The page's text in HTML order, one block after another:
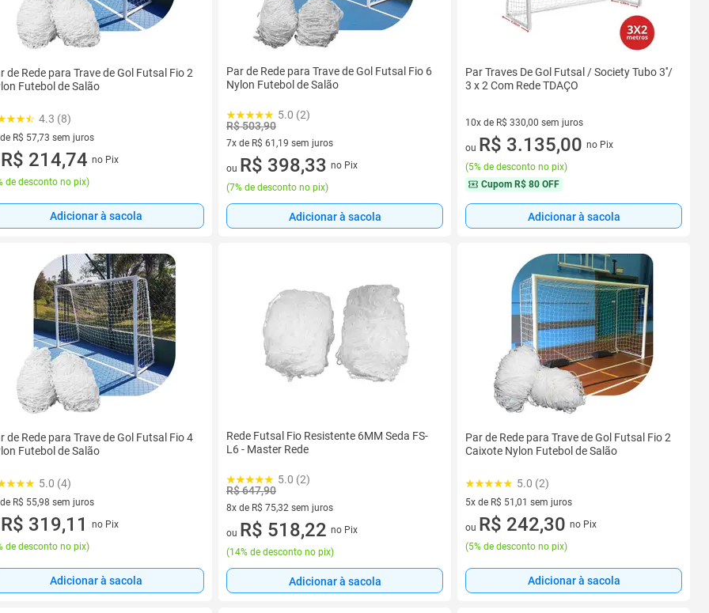
de Rede para Trave de Gol Futsal Fio 2
Futebol de Salão
4.3 (8)
R$ 57,73 sem juros
de R$ 57,73 sem juros
R$ 214,74 no Pix
de desconto no pix)
Adicionar à sacola
Par de Rede para Trave de Gol Futsal Fio 6
Nylon Futebol de Salão
5.0 (2)
R$ 503,90
7x de R$ 61,19 sem juros
7 vez de R$ 61,19 sem juros
ou R$ 398,33 no Pix
(7% de desconto no pix)
Adicionar à sacola
Par Traves De Gol Futsal / Society Tubo 3''/
3 x 2 Com Rede TDAÇO
10x de R$ 330,00 sem juros
10 vez de R$ 330,00 sem juros
ou R$ 3.135,00 no Pix
(5% de desconto no pix)
Cupom R$ 80 OFF
Adicionar à sacola
de Rede para Trave de Gol Futsal Fio 4
Futebol de Salão
5.0 (4)
R$ 55,98 sem juros
de R$ 55,98 sem juros
R$ 319,11
no Pix
de desconto no pix)
Adicionar à sacola
Rede Futsal Fio Resistente 6MM Seda FS-
L6 - Master Rede
5.0 (2)
R$ 647,90
8x de R$ 75,32 sem juros
8 vez de R$ 75,32 sem juros
ou R$ 518,22 no Pix
(14% de desconto no pix)
Adicionar à sacola
Par de Rede para Trave de Gol Futsal Fio 2
Caixote Nylon Futebol de Salão
5.0 (2)
5x de R$ 51,01 sem juros
5 vez de R$ 51,01 sem juros
ou R$ 242,30 no Pix
(5% de desconto no pix)
Adicionar à sacola